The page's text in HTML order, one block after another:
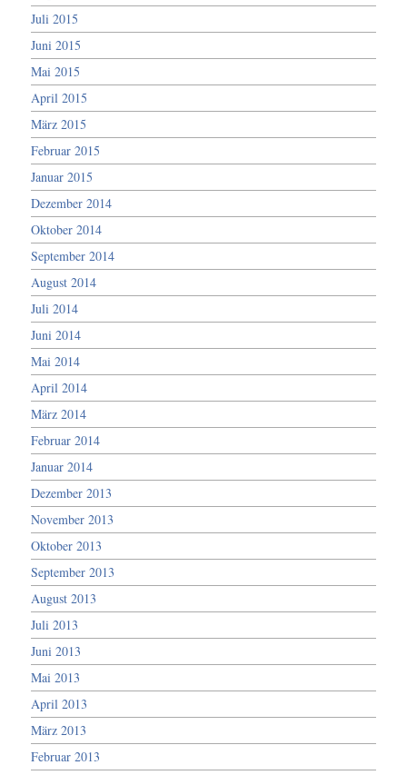
Juli 2015
Juni 2015
Mai 2015
April 2015
März 2015
Februar 2015
Januar 2015
Dezember 2014
Oktober 2014
September 2014
August 2014
Juli 2014
Juni 2014
Mai 2014
April 2014
März 2014
Februar 2014
Januar 2014
Dezember 2013
November 2013
Oktober 2013
September 2013
August 2013
Juli 2013
Juni 2013
Mai 2013
April 2013
März 2013
Februar 2013